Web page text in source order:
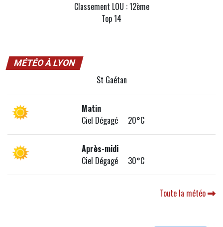
Classement LOU : 12ème
Top 14
MÉTÉO À LYON
St Gaétan
Matin
Ciel Dégagé 20°C
Après-midi
Ciel Dégagé 30°C
Toute la météo